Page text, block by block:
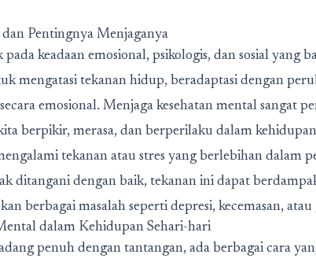
Pentingnya Menjaganya
keadaan emosional, psikologis, dan sosial yang
mengatasi tekanan hidup, beradaptasi dengan
emosional. Menjaga kesehatan mental sangat
berpikir, merasa, dan berperilaku dalam
tekanan atau stres yang berlebihan dalam
ditangani dengan baik, tekanan ini dapat
berbagai masalah seperti depresi, kecemasan,
dalam Kehidupan Sehari-hari
penuh dengan tantangan, ada berbagai cara